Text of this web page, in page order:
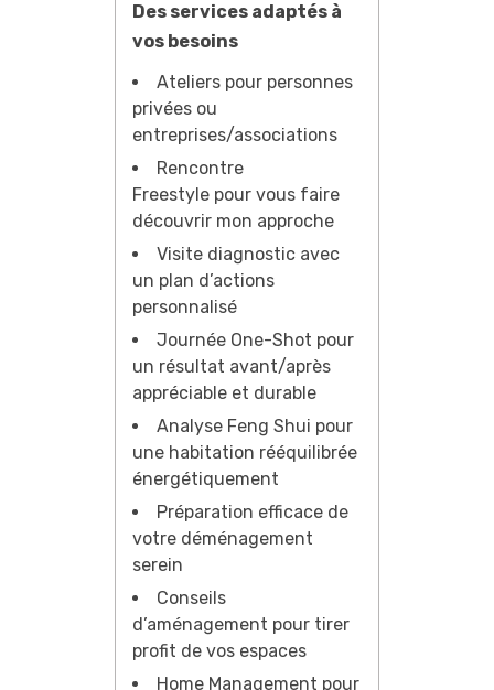
Des services adaptés à
vos besoins
Ateliers pour personnes
privées ou
entreprises/associations
Rencontre
Freestyle pour vous faire
découvrir mon approche
Visite diagnostic avec
un plan d’actions
personnalisé
Journée One-Shot pour
un résultat avant/après
appréciable et durable
Analyse Feng Shui pour
une habitation rééquilibrée
énergétiquement
Préparation efficace de
votre déménagement
serein
Conseils
d’aménagement pour tirer
profit de vos espaces
Home Management pour